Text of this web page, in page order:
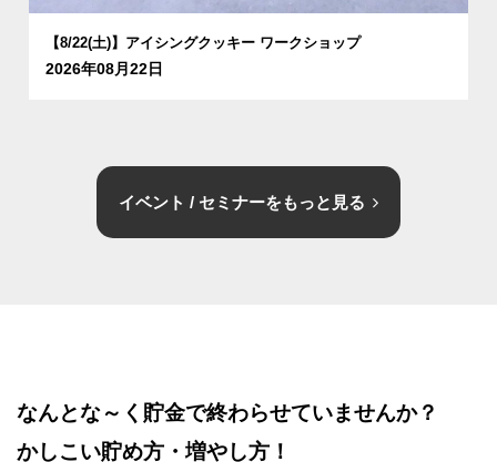
【8/22(土)】アイシングクッキー ワークショップ
2026年08月22日
イベント / セミナーをもっと見る
なんとな～く貯金で終わらせていませんか？
かしこい貯め方・増やし方！